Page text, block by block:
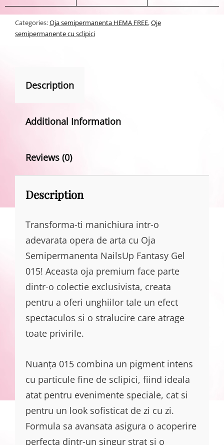
Categories:Oja semipermanenta HEMA FREE,Oje
semipermanente cu sclipici
Description
Additional Information
Reviews (0)
Description
Transforma-ti manichiura intr-o
adevarata opera de arta cu Oja
Semipermanenta NailsUp Fantasy Gel
015! Aceasta oja premium face parte
dintr-o colectie exclusivista, creata
pentru a oferi unghiilor tale un efect
spectaculos si o stralucire care atrage
toate privirile.
Nuanța 015 combina un pigment intens
cu particule fine de sclipici, fiind ideala
atat pentru evenimente speciale, cat si
pentru un look sofisticat de zi cu zi.
Formula sa avansata asigura o acoperire
perfecta dintr-un singur strat si o